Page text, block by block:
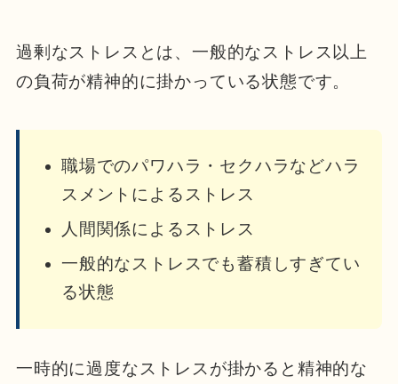
過剰なストレスとは、一般的なストレス以上
の負荷が精神的に掛かっている状態です。
職場でのパワハラ・セクハラなどハラ
スメントによるストレス
人間関係によるストレス
一般的なストレスでも蓄積しすぎてい
る状態
一時的に過度なストレスが掛かると精神的な